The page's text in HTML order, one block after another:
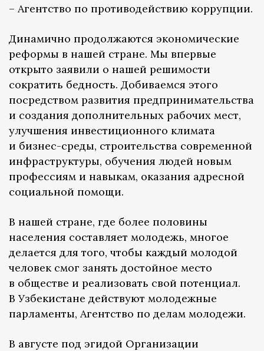
– Агентство по противодействию коррупции.
Динамично продолжаются экономические
реформы в нашей стране. Мы впервые
открыто заявили о нашей решимости
сократить бедность. Добиваемся этого
посредством развития предпринимательства
и создания дополнительных рабочих мест,
улучшения инвестиционного климата
и бизнес-среды, строительства современной
инфраструктуры, обучения людей новым
профессиям и навыкам, оказания адресной
социальной помощи.
В нашей стране, где более половины
населения составляет молодежь, многое
делается для того, чтобы каждый молодой
человек смог занять достойное место
в обществе и реализовать свой потенциал.
В Узбекистане действуют молодежные
парламенты, Агентство по делам молодежи.
В августе под эгидой Организации